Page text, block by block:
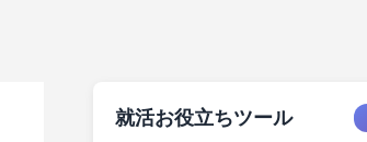
就活お役立ちツール